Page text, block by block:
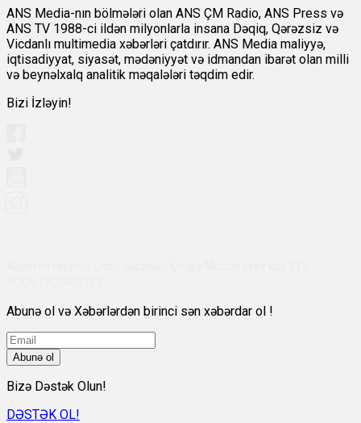
ANS Media-nın bölmələri olan ANS ÇM Radio, ANS Press və
ANS TV 1988-ci ildən milyonlarla insana Dəqiq, Qərəzsiz və
Vicdanlı multimedia xəbərləri çatdırır. ANS Media maliyyə,
iqtisadiyyat, siyasət, mədəniyyət və idmandan ibarət olan milli
və beynəlxalq analitik məqalələri təqdim edir.
Bizi İzləyin!
Abunə ol və Xəbərlərdən birinci sən xəbərdar ol !
Abunə ol
Bizə Dəstək Olun!
DƏSTƏK OL!